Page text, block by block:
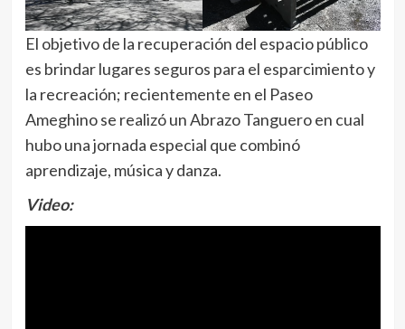
El objetivo de la recuperación del espacio público
es brindar lugares seguros para el esparcimiento y
la recreación; recientemente en el Paseo
Ameghino se realizó un Abrazo Tanguero en cual
hubo una jornada especial que combinó
aprendizaje, música y danza.
Video: